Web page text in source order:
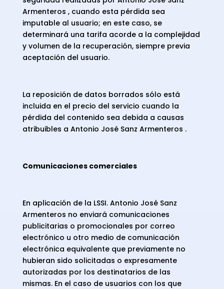
Armenteros , cuando esta pérdida sea
imputable al usuario; en este caso, se
determinará una tarifa acorde a la complejidad
y volumen de la recuperación, siempre previa
aceptación del usuario.
La reposición de datos borrados sólo está
incluida en el precio del servicio cuando la
pérdida del contenido sea debida a causas
atribuibles a Antonio José Sanz Armenteros .
Comunicaciones comerciales
En aplicación de la LSSI. Antonio José Sanz
Armenteros no enviará comunicaciones
publicitarias o promocionales por correo
electrónico u otro medio de comunicación
electrónica equivalente que previamente no
hubieran sido solicitadas o expresamente
autorizadas por los destinatarios de las
mismas. En el caso de usuarios con los que